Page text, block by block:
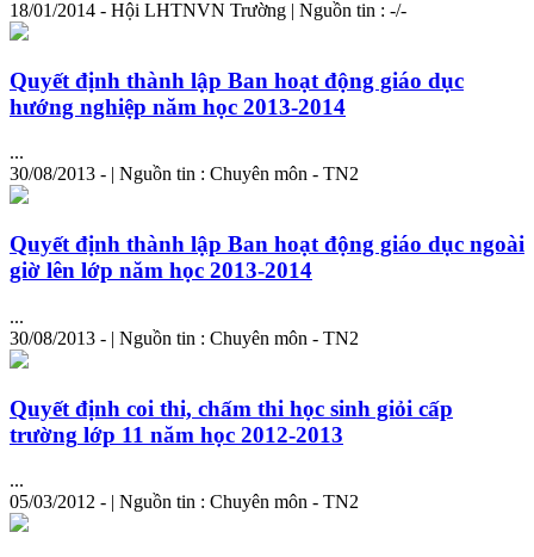
18/01/2014 - Hội LHTNVN Trường | Nguồn tin : -/-
Quyết định thành lập Ban hoạt động giáo dục
hướng nghiệp năm học 2013-2014
...
30/08/2013 - | Nguồn tin : Chuyên môn - TN2
Quyết định thành lập Ban hoạt động giáo dục ngoài
giờ lên lớp năm học 2013-2014
...
30/08/2013 - | Nguồn tin : Chuyên môn - TN2
Quyết định coi thi, chấm thi học sinh giỏi cấp
trường lớp 11 năm học 2012-2013
...
05/03/2012 - | Nguồn tin : Chuyên môn - TN2